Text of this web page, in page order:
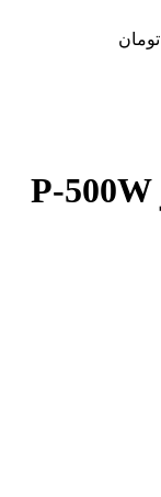
تومان